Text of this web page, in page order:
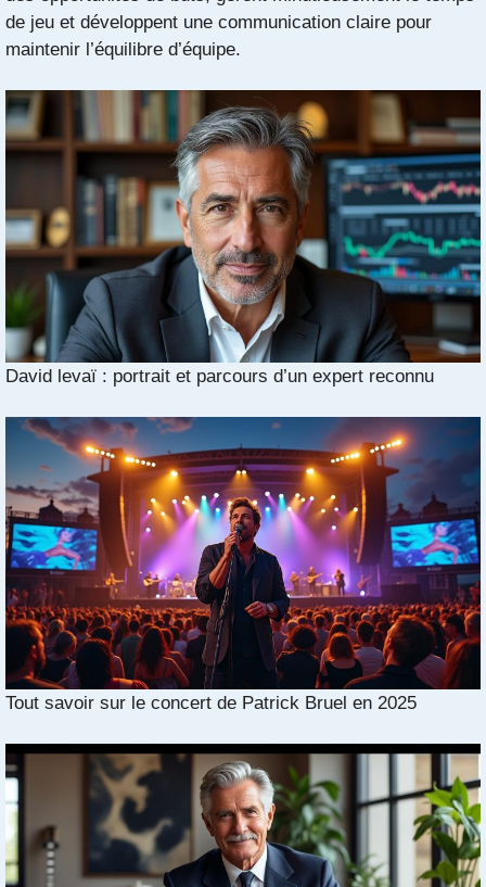
de jeu et développent une communication claire pour
maintenir l’équilibre d’équipe.
David levaï : portrait et parcours d’un expert reconnu
Tout savoir sur le concert de Patrick Bruel en 2025